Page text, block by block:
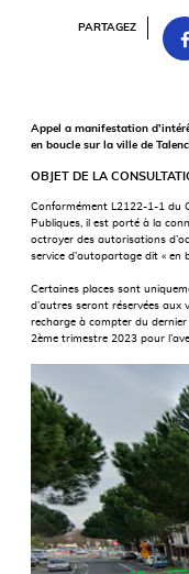
PARTAGEZ
Appel a manifestation
en boucle sur la ville de
OBJET DE LA
Conformément L2122-1-1 du
Publiques, il est porté à la
octroyer des autorisations
service d’autopartage dit « en
Certaines places sont
d’autres seront réservées aux
recharge à compter du
2ème trimestre 2023 pour